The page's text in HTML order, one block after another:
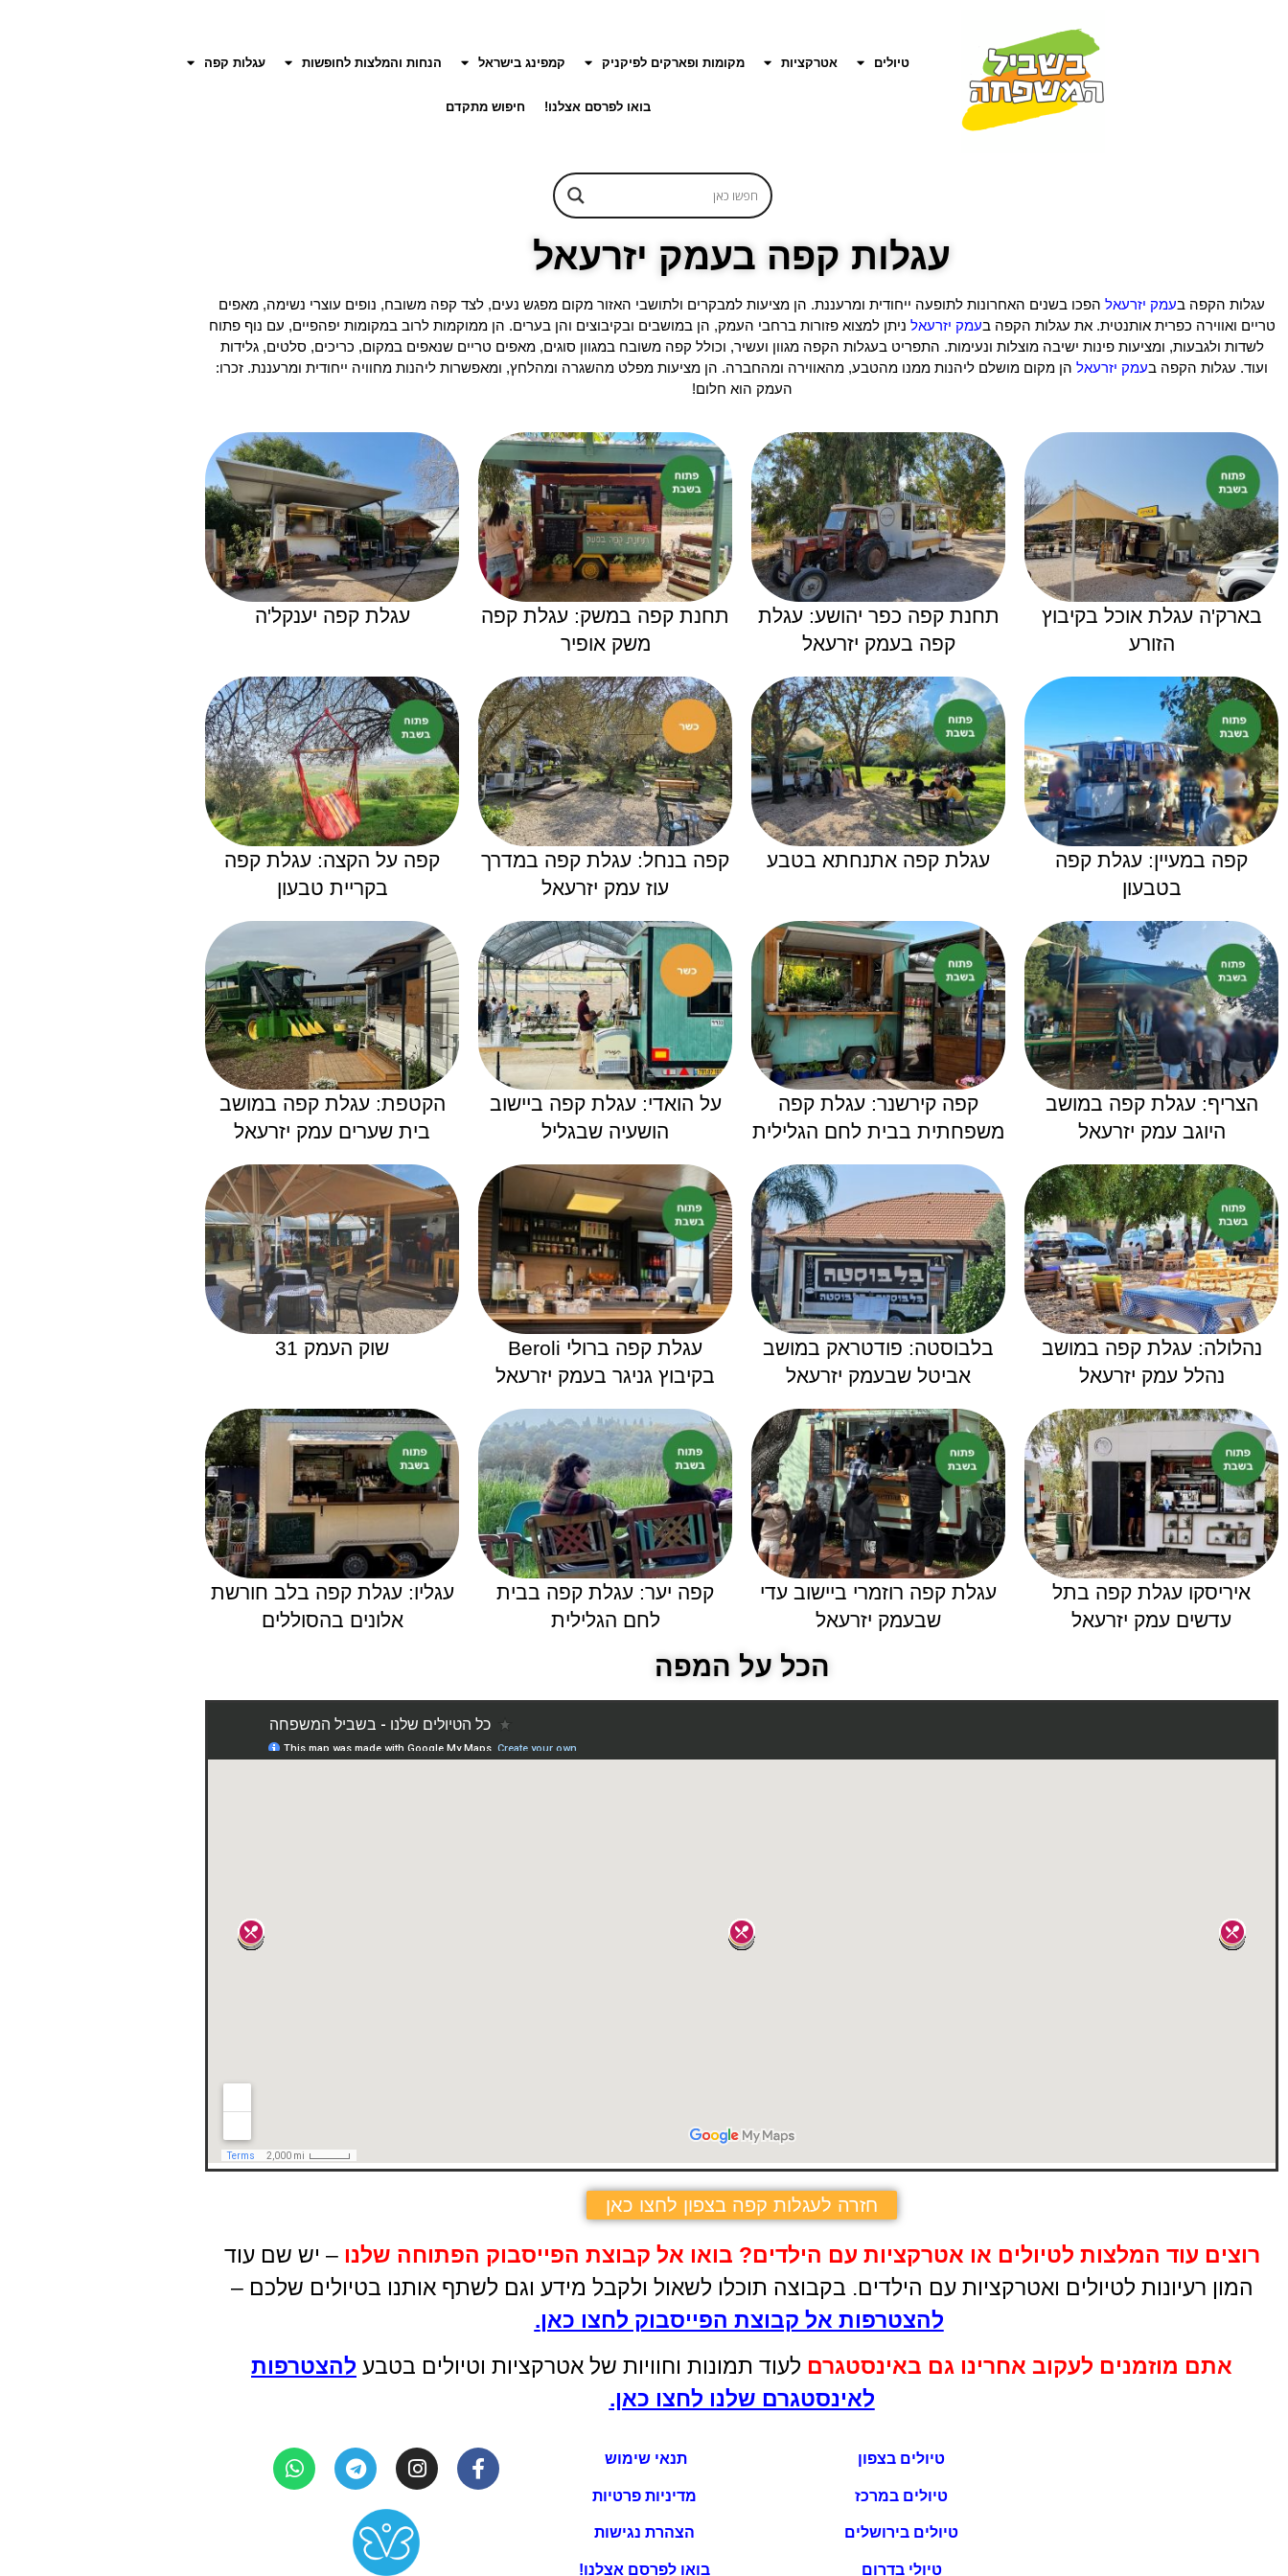
טיולים אטרקציות מקומות ופארקים לפיקניק קמפינג בישראל הנחות והמלצות לחופשות עגלות קפה
בואו לפרסם אצלנו! חיפוש מתקדם
עגלות קפה בעמק יזרעאל
עגלות הקפה בעמק יזרעאל הפכו בשנים האחרונות לתופעה ייחודית ומרעננת. הן מציעות למבקרים ולתושבי האזור מקום מפגש נעים, לצד קפה משובח, נופים עוצרי נשימה, מאפים
טריים ואווירה כפרית אותנטית. את עגלות הקפה בעמק יזרעאל ניתן למצוא פזורות ברחבי העמק, הן במושבים ובקיבוצים והן בערים. הן ממוקמות לרוב במקומות יפהפיים, עם נוף פתוח
לשדות ולגבעות, ומציעות פינות ישיבה מוצלות ונעימות. התפריט בעגלות הקפה מגוון ועשיר, וכולל קפה משובח במגוון סוגים, מאפים טריים שנאפים במקום, כריכים, סלטים, גלידות
ועוד. עגלות הקפה בעמק יזרעאל הן מקום מושלם ליהנות ממנו מהטבע, מהאווירה ומהחברה. הן מציעות מפלט מהשגרה ומהלחץ, ומאפשרות ליהנות מחוויה ייחודית ומרעננת. זכרו:
העמק הוא חלום!
בארק'ה עגלת אוכל בקיבוץ
הזורע
תחנת קפה כפר יהושע: עגלת
קפה בעמק יזרעאל
תחנת קפה במשק: עגלת קפה
משק אופיר
עגלת קפה יענקל'ה
קפה במעיין: עגלת קפה
בטבעון
עגלת קפה אתנחתא בטבע
קפה בנחל: עגלת קפה במדרך
עוז עמק יזרעאל
קפה על הקצה: עגלת קפה
בקריית טבעון
הצריף: עגלת קפה במושב
היוגב עמק יזרעאל
קפה קירשנר: עגלת קפה
משפחתית בבית לחם הגלילית
על הואדי: עגלת קפה ביישוב
הושעיה שבגליל
הקטפת: עגלת קפה במושב
בית שערים עמק יזרעאל
נהלולה: עגלת קפה במושב
נהלל עמק יזרעאל
בלבוסטה: פודטראק במושב
אביטל שבעמק יזרעאל
עגלת קפה ברולי Beroli
בקיבוץ גניגר בעמק יזרעאל
שוק העמק 31
איריסקו עגלת קפה בתל
עדשים עמק יזרעאל
עגלת קפה רוזמרי ביישוב עדי
שבעמק יזרעאל
קפה יער: עגלת קפה בבית
לחם הגלילית
עגליו: עגלת קפה בלב חורשת
אלונים בהסוללים
הכל על המפה
חזרה לעגלות קפה בצפון לחצו כאן
רוצים עוד המלצות לטיולים או אטרקציות עם הילדים? בואו אל קבוצת הפייסבוק הפתוחה שלנו – יש שם עוד
המון רעיונות לטיולים ואטרקציות עם הילדים. בקבוצה תוכלו לשאול ולקבל מידע וגם לשתף אותנו בטיולים שלכם –
להצטרפות אל קבוצת הפייסבוק לחצו כאן.
אתם מוזמנים לעקוב אחרינו גם באינסטגרם לעוד תמונות וחוויות של אטרקציות וטיולים בטבע להצטרפות
לאינסטגרם שלנו לחצו כאן.
טיולים בצפון
טיולים במרכז
טיולים בירושלים
טיולי בדרום
תנאי שימוש
מדיניות פרטיות
הצהרת נגישות
בואו לפרסם אצלנו!